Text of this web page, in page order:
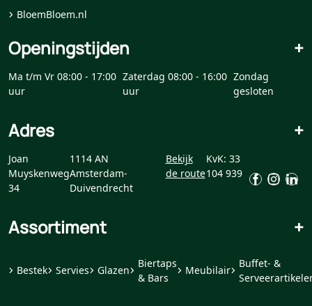
BloemBloem.nl
Openingstijden +
Ma t/m Vr 08:00 - 17:00
uur
Zaterdag 08:00 - 16:00
uur
Zondag
gesloten
Adres +
Joan
Muyskenweg
34
1114 AN
Amsterdam-
Duivendrecht
Bekijk
de route
KvK: 33
104 939
Assortiment +
Bestek Servies Glazen
Biertaps
& Bars
Meubilair
Buffet- &